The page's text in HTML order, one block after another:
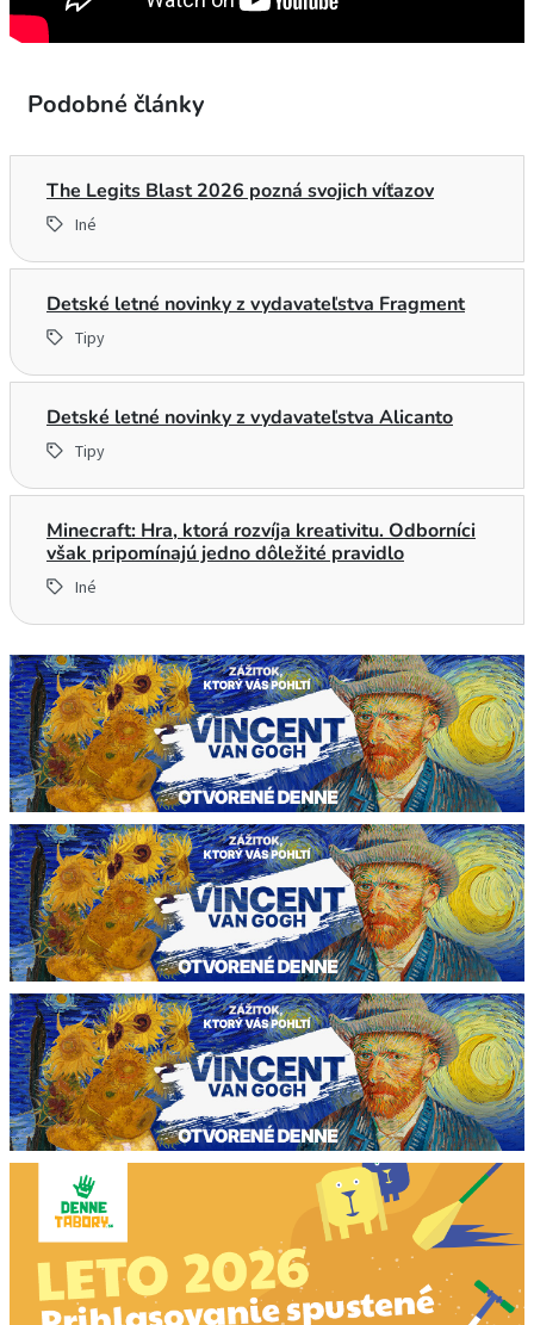
Podobné články
The Legits Blast 2026 pozná svojich víťazov
Iné
Detské letné novinky z vydavateľstva Fragment
Tipy
Detské letné novinky z vydavateľstva Alicanto
Tipy
Minecraft: Hra, ktorá rozvíja kreativitu. Odborníci
však pripomínajú jedno dôležité pravidlo
Iné